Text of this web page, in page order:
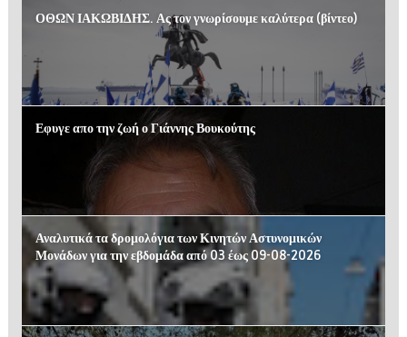
ΟΘΩΝ ΙΑΚΩΒΙΔΗΣ. Ας τον γνωρίσουμε καλύτερα (βίντεο)
Εφυγε απο την ζωή ο Γιάννης Βουκούτης
Αναλυτικά τα δρομολόγια των Κινητών Αστυνομικών
Μονάδων για την εβδομάδα από 03 έως 09-08-2026